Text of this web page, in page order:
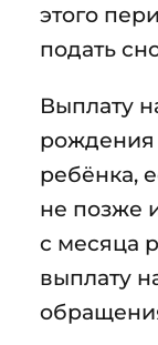
этого
подать
Выплату
рождения
ребёнка,
не позже
с месяца
выплату